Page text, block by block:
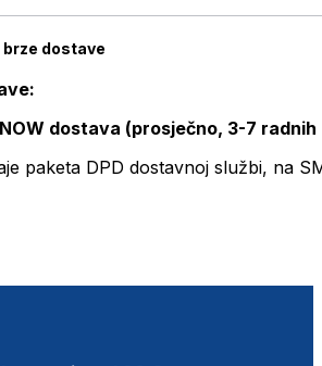
dostave
NOW dostava (prosječno, 3-7 radnih
paketa DPD dostavnoj službi, na